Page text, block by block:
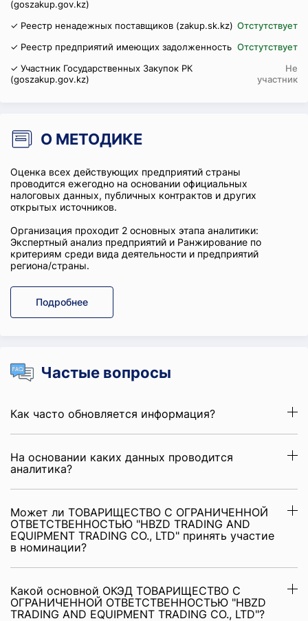
(goszakup.gov.kz)
✓ Реестр ненадежных поставщиков (zakup.sk.kz) Отстутствует
✓ Реестр предприятий имеющих задолженность Отстутствует
✓ Участник Государственных Закупок РК
(goszakup.gov.kz)
Не
участник
О МЕТОДИКЕ
Оценка всех действующих предприятий страны
проводится ежегодно на основании официальных
налоговых данных, публичных контрактов и других
открытых источников.
Организация проходит 2 основных этапа аналитики:
Экспертный анализ предприятий и Ранжирование по
критериям среди вида деятельности и предприятий
региона/страны.
Подробнее
Частые вопросы
Как часто обновляется информация?
На основании каких данных проводится
аналитика?
Может ли ТОВАРИЩЕСТВО С ОГРАНИЧЕННОЙ
ОТВЕТСТВЕННОСТЬЮ "HBZD TRADING AND
EQUIPMENT TRADING CO., LTD" принять участие
в номинации?
Какой основной ОКЭД ТОВАРИЩЕСТВО С
ОГРАНИЧЕННОЙ ОТВЕТСТВЕННОСТЬЮ "HBZD
TRADING AND EQUIPMENT TRADING CO., LTD"?